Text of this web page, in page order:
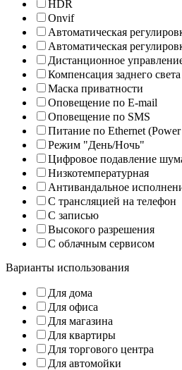
HDR
Onvif
Автоматическая
Автоматическая
Дистанционное
Компенсация заднего
Маска приватности
Оповещение по E-mail
Оповещение по SMS
Питание по Ethernet
Режим "День/Ночь"
Цифровое подавление
Низкотемпературная
Антивандальное
С трансляцией на телефон
С записью
Высокого разрешения
С облачным сервисом
Варианты использования
Для дома
Для офиса
Для магазина
Для квартиры
Для торгового центра
Для автомойки